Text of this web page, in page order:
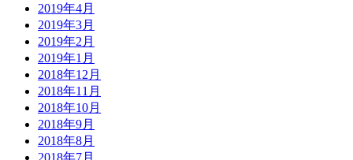
2019年4月
2019年3月
2019年2月
2019年1月
2018年12月
2018年11月
2018年10月
2018年9月
2018年8月
2018年7月